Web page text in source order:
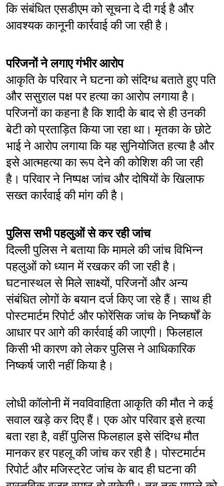
कि संबंधित एसडीएम को सूचना दे दी गई है और
आवश्यक कानूनी कार्रवाई की जा रही है।
परिजनों ने लगाए गंभीर आरोप
आकृति के परिवार ने घटना को संदिग्ध बताते हुए पति
और ससुराल पक्ष पर हत्या का आरोप लगाया है।
परिजनों का कहना है कि शादी के बाद से ही उनकी
बेटी को प्रताड़ित किया जा रहा था। मृतका के छोटे
भाई ने आरोप लगाया कि यह सुनियोजित हत्या है और
इसे आत्महत्या का रूप देने की कोशिश की जा रही
है। परिवार ने निष्पक्ष जांच और दोषियों के खिलाफ
सख्त कार्रवाई की मांग की है।
पुलिस सभी पहलुओं से कर रही जांच
दिल्ली पुलिस ने बताया कि मामले की जांच विभिन्न
पहलुओं को ध्यान में रखकर की जा रही है।
घटनास्थल से मिले साक्ष्यों, परिजनों और अन्य
संबंधित लोगों के बयान दर्ज किए जा रहे हैं। साथ ही
पोस्टमार्टम रिपोर्ट और फोरेंसिक जांच के निष्कर्षों के
आधार पर आगे की कार्रवाई की जाएगी। फिलहाल
किसी भी कारण को लेकर पुलिस ने आधिकारिक
निष्कर्ष जारी नहीं किया है।
लोधी कॉलोनी में नवविवाहिता आकृति की मौत ने कई
सवाल खड़े कर दिए हैं। एक ओर परिवार इसे हत्या
बता रहा है, वहीं पुलिस फिलहाल इसे संदिग्ध मौत
मानकर हर पहलू की जांच कर रही है। पोस्टमार्टम
रिपोर्ट और मजिस्ट्रेट जांच के बाद ही घटना की